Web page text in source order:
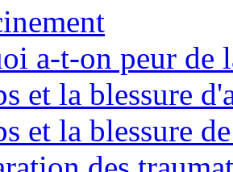
a-t-on peur de
et la blessure
et la blessure